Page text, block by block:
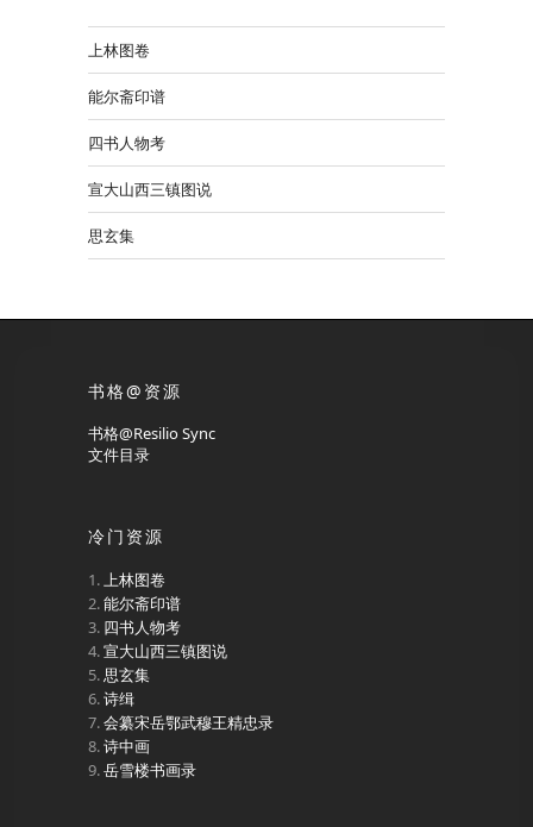
上林图卷
能尔斋印谱
四书人物考
宣大山西三镇图说
思玄集
书格@资源
书格@Resilio Sync
文件目录
冷门资源
上林图卷
能尔斋印谱
四书人物考
宣大山西三镇图说
思玄集
诗缉
会纂宋岳鄂武穆王精忠录
诗中画
岳雪楼书画录